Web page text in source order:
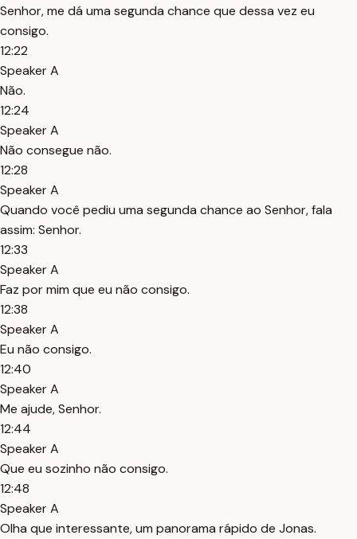
Senhor, me dá uma segunda chance que dessa vez eu
consigo.
12:22
Speaker A
Não.
12:24
Speaker A
Não consegue não.
12:28
Speaker A
Quando você pediu uma segunda chance ao Senhor, fala
assim: Senhor.
12:33
Speaker A
Faz por mim que eu não consigo.
12:38
Speaker A
Eu não consigo.
12:40
Speaker A
Me ajude, Senhor.
12:44
Speaker A
Que eu sozinho não consigo.
12:48
Speaker A
Olha que interessante, um panorama rápido de Jonas.